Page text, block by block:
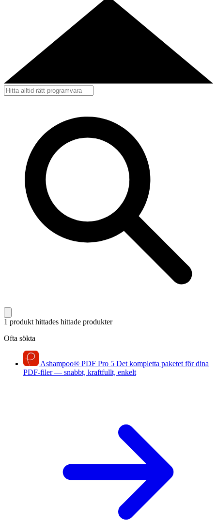
1 produkt hittades hittade produkter
Ofta sökta
Ashampoo® PDF Pro 5 Det kompletta paketet för dina
PDF-filer — snabbt, kraftfullt, enkelt